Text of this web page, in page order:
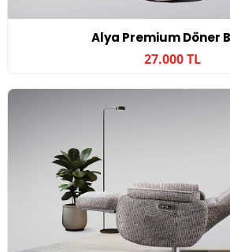
Alya Premium Döner
27.000 TL